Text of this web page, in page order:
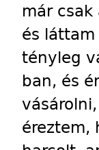
már
és
tényleg
ban, és
éreztem,